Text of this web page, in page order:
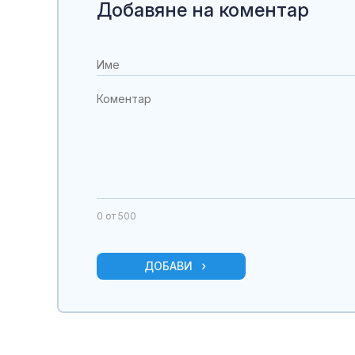
Добавяне на коментар
0 от 500
ДОБАВИ